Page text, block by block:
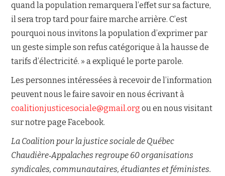
quand la population remarquera l’effet sur sa facture,
il sera trop tard pour faire marche arrière. C’est
pourquoi nous invitons la population d’exprimer par
un geste simple son refus catégorique à la hausse de
tarifs d’électricité. » a expliqué le porte parole.
Les personnes intéressées à recevoir de l’information
peuvent nous le faire savoir en nous écrivant à
coalitionjusticesociale@gmail.org ou en nous visitant
sur notre page Facebook.
La Coalition pour la justice sociale de Québec
Chaudière‐Appalaches regroupe 60 organisations
syndicales, communautaires, étudiantes et féministes.